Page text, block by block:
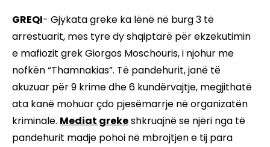
GREQI- Gjykata greke ka lënë në burg 3 të
arrestuarit, mes tyre dy shqiptarë për ekzekutimin
e mafiozit grek Giorgos Moschouris, i njohur me
nofkën “Thamnakias”. Të pandehurit, janë të
akuzuar për 9 krime dhe 6 kundërvajtje, megjithatë
ata kanë mohuar çdo pjesëmarrje në organizatën
kriminale. Mediat grekeshkruajnë se njëri nga të
pandehurit madje pohoi në mbrojtjen e tij para